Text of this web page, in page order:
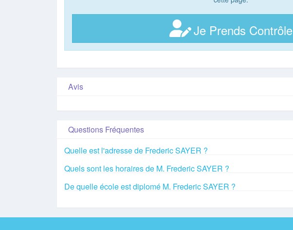
Je Prends Contrôle
Avis
Questions Fréquentes
Quelle est l'adresse de Frederic SAYER ?
Quels sont les horaires de M. Frederic SAYER ?
De quelle école est diplomé M. Frederic SAYER ?